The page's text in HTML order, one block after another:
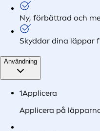
Ny, förbättrad och
Skyddar dina läppar
Användning
1Applicera
Applicera på